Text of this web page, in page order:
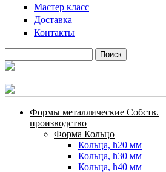
Мастер класс
Доставка
Контакты
Форма поиска
Формы металлические Собств.
производство
Форма Кольцо
Кольца, h20 мм
Кольца, h30 мм
Кольца, h40 мм